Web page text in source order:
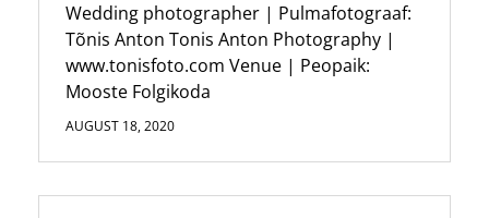
Wedding photographer | Pulmafotograaf:
Tõnis Anton Tonis Anton Photography |
www.tonisfoto.com Venue | Peopaik:
Mooste Folgikoda
AUGUST 18, 2020